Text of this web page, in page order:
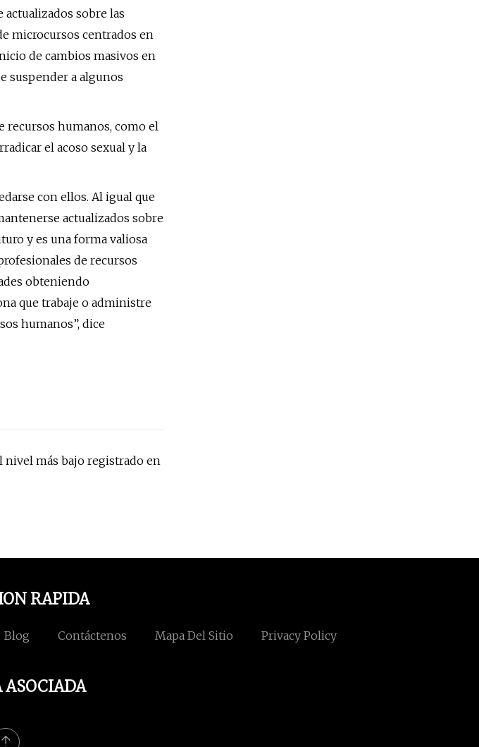
sobre las
microcursos centrados en
de cambios masivos en
suspender a algunos
recursos humanos, como el
el acoso sexual y la
con ellos. Al igual que
actualizados sobre
y es una forma valiosa
de recursos
obteniendo
que trabaje o administre
humanos”, dice
nivel más bajo registrado en
RAPIDA
Blog Contáctenos Mapa Del Sitio Privacy Policy
ASOCIADA